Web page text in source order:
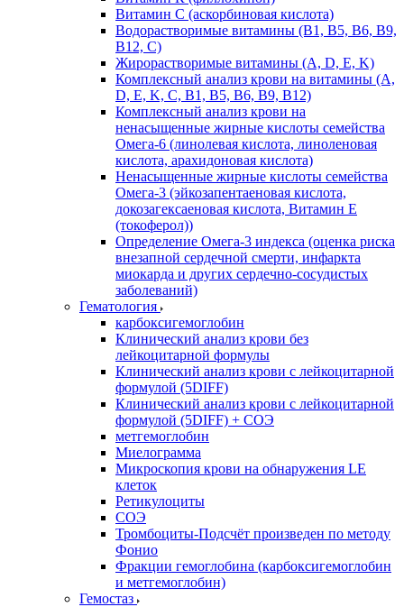
Витамин С (аскорбиновая кислота)
Водорастворимые витамины (B1, B5, B6, В9,
В12, С)
Жирорастворимые витамины (A, D, E, K)
Комплексный анализ крови на витамины (A,
D, E, K, C, B1, B5, B6, В9, B12)
Комплексный анализ крови на
ненасыщенные жирные кислоты семейства
Омега-6 (линолевая кислота, линоленовая
кислота, арахидоновая кислота)
Ненасыщенные жирные кислоты семейства
Омега-3 (эйкозапентаеновая кислота,
докозагексаеновая кислота, Витамин E
(токоферол))
Определение Омега-3 индекса (оценка риска
внезапной сердечной смерти, инфаркта
миокарда и других сердечно-сосудистых
заболеваний)
Гематология
карбоксигемоглобин
Клинический анализ крови без
лейкоцитарной формулы
Клинический анализ крови с лейкоцитарной
формулой (5DIFF)
Клинический анализ крови с лейкоцитарной
формулой (5DIFF) + СОЭ
метгемоглобин
Миелограмма
Микроскопия крови на обнаружения LE
клеток
Ретикулоциты
СОЭ
Тромбоциты-Подсчёт произведен по методу
Фонио
Фракции гемоглобина (карбоксигемоглобин
и метгемоглобин)
Гемостаз